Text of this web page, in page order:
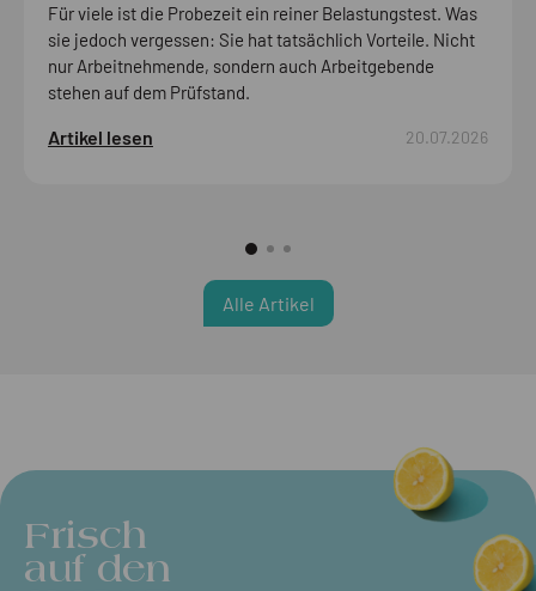
Für viele ist die Probezeit ein reiner Belastungstest. Was
sie jedoch vergessen: Sie hat tatsächlich Vorteile. Nicht
nur Arbeitnehmende, sondern auch Arbeitgebende
stehen auf dem Prüfstand.
Artikel lesen 20.07.2026
Alle Artikel
Frisch
auf den